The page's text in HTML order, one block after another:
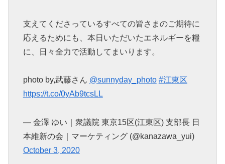
支えてくださっているすべての皆さまのご期待に
応えるためにも、本日いただいたエネルギーを糧
に、日々全力で活動してまいります。
photo by,武藤さん @sunnyday_photo #江東区
https://t.co/0yAb9tcsLL
— 金澤 ゆい｜衆議院 東京15区(江東区) 支部長 日
本維新の会｜マーケティング (@kanazawa_yui)
October 3, 2020